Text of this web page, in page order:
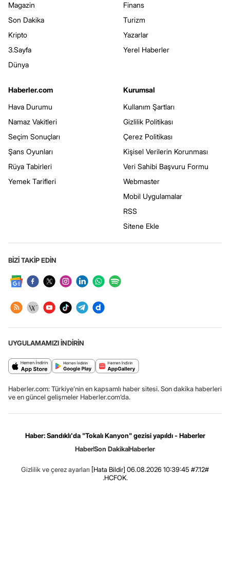
Magazin
Son Dakika
Kripto
3.Sayfa
Dünya
Finans
Turizm
Yazarlar
Yerel Haberler
Haberler.com
Hava Durumu
Namaz Vakitleri
Seçim Sonuçları
Şans Oyunları
Rüya Tabirleri
Yemek Tarifleri
Kurumsal
Kullanım Şartları
Gizlilik Politikası
Çerez Politikası
Kişisel Verilerin Korunması
Veri Sahibi Başvuru Formu
Webmaster
Mobil Uygulamalar
RSS
Sitene Ekle
BİZİ TAKİP EDİN
UYGULAMAMIZI İNDİRİN
Haberler.com: Türkiye’nin en kapsamlı haber sitesi. Son dakika haberleri
ve en güncel gelişmeler Haberler.com’da.
Haber: Sandıklı'da "Tokalı Kanyon" gezisi yapıldı - Haberler
HaberSon DakikaHaberler
Gizlilik ve çerez ayarları [Hata Bildir] 06.08.2026 10:39:45 #7.12#
.HCFOK.